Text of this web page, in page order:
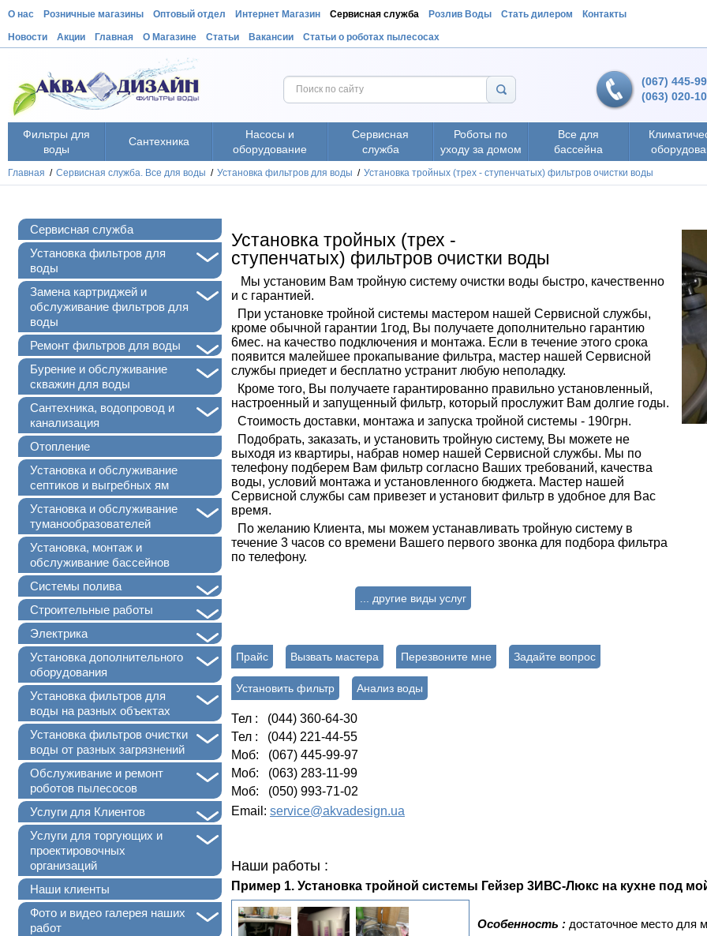
О нас Розничные магазины Оптовый отдел Интернет Магазин Сервисная служба Розлив Воды Стать дилером Контакты
Новости Акции Главная О Магазине Статьи Вакансии Статьи о роботах пылесосах
(067) 445-
(063) 020-
Фильтры для
воды
Сантехника
Насосы и
оборудование
Сервисная
служба
Роботы по
уходу за домом
Все для
бассейна
Главная / Сервисная служба. Все для воды / Установка фильтров для воды / Установка тройных (трех - ступенчатых) фильтров очистки воды
Сервисная служба
+
Установка фильтров для
воды
Замена картриджей и
обслуживание фильтров для
воды
+
Ремонт фильтров для воды
+
Бурение и обслуживание
скважин для воды
+
Сантехника, водопровод и
канализация
Отопление
Установка и обслуживание
септиков и выгребных ям
+
Установка и обслуживание
туманообразователей
Установка, монтаж и
обслуживание бассейнов
Системы полива
Строительные работы
Электрика
+
Установка дополнительного
оборудования
+
Установка фильтров для
воды на разных объектах
+
Установка фильтров очистки
воды от разных загрязнений
+
Обслуживание и ремонт
роботов пылесосов
Услуги для Клиентов
+
Услуги для торгующих и
проектировочных
организаций
Наши клиенты
+
Фото и видео галерея наших
работ
Установка тройных (трех -
ступенчатых) фильтров очистки воды
Мы установим Вам тройную систему очистки воды быстро, качественно
и с гарантией.
При установке тройной системы мастером нашей Сервисной службы,
кроме обычной гарантии 1год, Вы получаете дополнительно гарантию
6мес. на качество подключения и монтажа. Если в течение этого срока
появится малейшее прокапывание фильтра, мастер нашей Сервисной
службы приедет и бесплатно устранит любую неполадку.
Кроме того, Вы получаете гарантированно правильно установленный,
настроенный и запущенный фильтр, который прослужит Вам долгие годы.
Стоимость доставки, монтажа и запуска тройной системы - 190грн.
Подобрать, заказать, и установить тройную систему, Вы можете не
выходя из квартиры, набрав номер нашей Сервисной службы. Мы по
телефону подберем Вам фильтр согласно Ваших требований, качества
воды, условий монтажа и установленного бюджета. Мастер нашей
Сервисной службы сам привезет и установит фильтр в удобное для Вас
время.
По желанию Клиента, мы можем устанавливать тройную систему в
течение 3 часов со времени Вашего первого звонка для подбора фильтра
по телефону.
... другие виды услуг
Прайс Вызвать мастера Перезвоните мне Задайте вопрос
Установить фильтр Анализ воды
Тел : (044) 360-64-30
Тел : (044) 221-44-55
Моб: (067) 445-99-97
Моб: (063) 283-11-99
Моб: (050) 993-71-02
Email: service@akvadesign.ua
Наши работы :
Пример 1. Установка тройной системы Гейзер 3ИВС-Люкс на кухне под
Особенность : достаточное место для